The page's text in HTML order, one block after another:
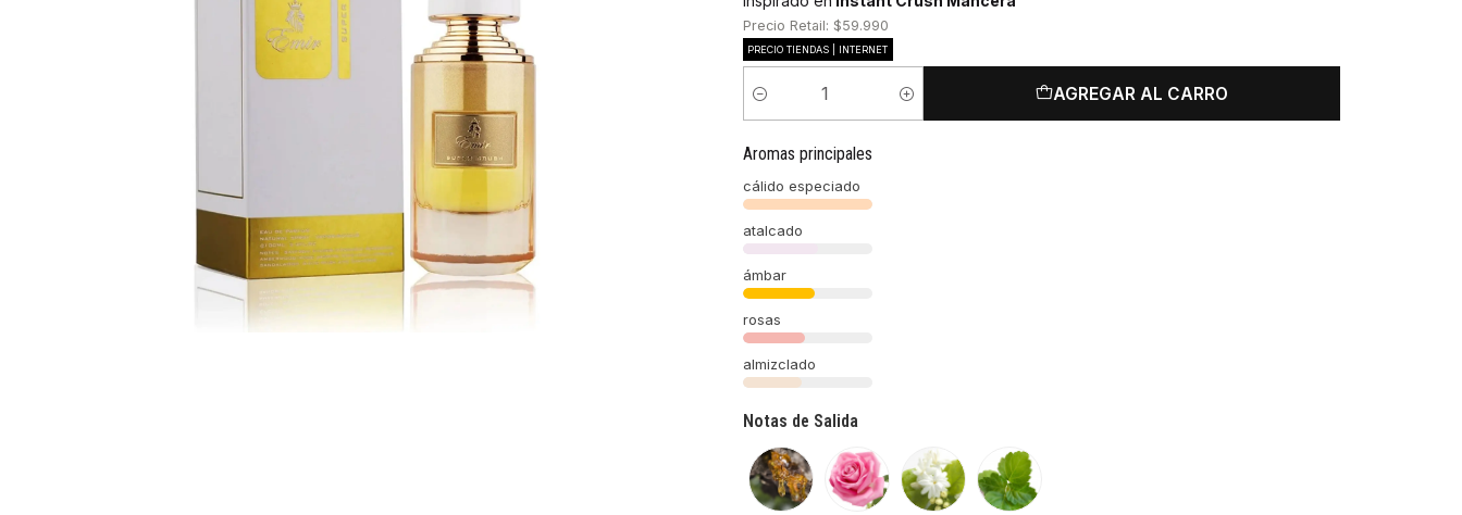
Precio Retail: $59.990
PRECIO TIENDAS | INTERNET
Cantidad
AGREGAR AL CARRO
Aromas principales
cálido especiado
atalcado
ámbar
rosas
almizclado
Notas de Salida